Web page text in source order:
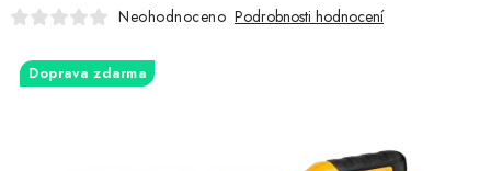
MĚŘÍCÍ TECHNIKA
RÁDIA
Neohodnoceno Podrobnosti hodnocení
Doprava zdarma